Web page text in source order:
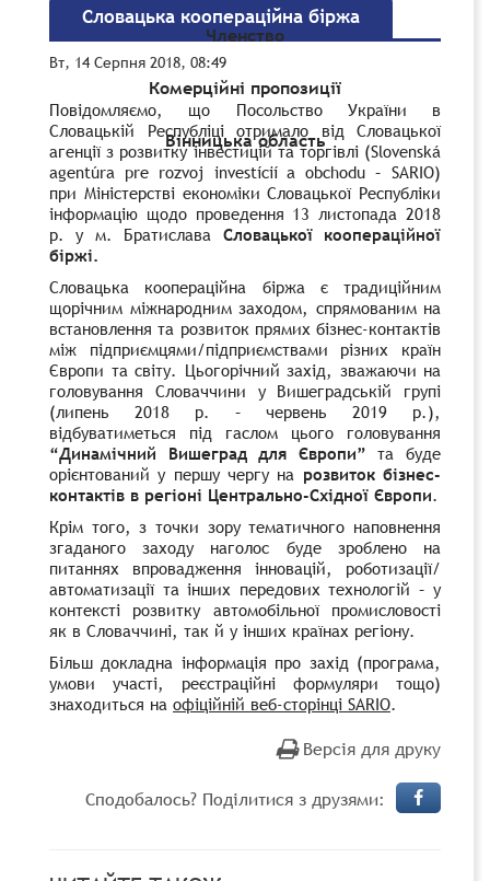
Членство
Комерційні пропозиції
Вінницька область
Словацька коопераційна біржа
Вт, 14 Серпня 2018, 08:49
Повідомляємо, що Посольство України в
Словацькій Республіці отримало від Словацької
агенції з розвитку інвестицій та торгівлі (Slovenská
agentúra pre rozvoj investícií a obchodu – SARIO)
при Міністерстві економіки Словацької Республіки
інформацію щодо проведення 13 листопада 2018
р. у м. Братислава Словацької коопераційної
біржі.
Словацька коопераційна біржа є традиційним
щорічним міжнародним заходом, спрямованим на
встановлення та розвиток прямих бізнес-контактів
між підприємцями/підприємствами різних країн
Європи та світу. Цьогорічний захід, зважаючи на
головування Словаччини у Вишеградській групі
(липень 2018 р. – червень 2019 р.),
відбуватиметься під гаслом цього головування
“Динамічний Вишеград для Європи” та буде
орієнтований у першу чергу на розвиток бізнес-
контактів в регіоні Центрально-Східної Європи.
Крім того, з точки зору тематичного наповнення
згаданого заходу наголос буде зроблено на
питаннях впровадження інновацій, роботизації/
автоматизації та інших передових технологій – у
контексті розвитку автомобільної промисловості
як в Словаччині, так й у інших країнах регіону.
Більш докладна інформація про захід (програма,
умови участі, реєстраційні формуляри тощо)
знаходиться на офіційній веб-сторінці SARIO.
Версія для друку
Сподобалось? Поділитися з друзями: